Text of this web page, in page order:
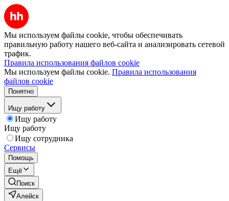
Мы используем файлы cookie, чтобы обеспечивать
правильную работу нашего веб-сайта и анализировать сетевой
трафик.
Правила использования файлов cookie
Мы используем файлы cookie. Правила использования
файлов cookie
Понятно
Ищу работу
Ищу работу
Ищу работу
Ищу сотрудника
Сервисы
Помощь
Ещё
Поиск
Алейск